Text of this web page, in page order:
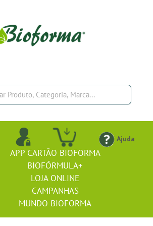
Ajuda
APP CARTÃO BIOFORMA
BIOFÓRMULA+
LOJA ONLINE
CAMPANHAS
MUNDO BIOFORMA